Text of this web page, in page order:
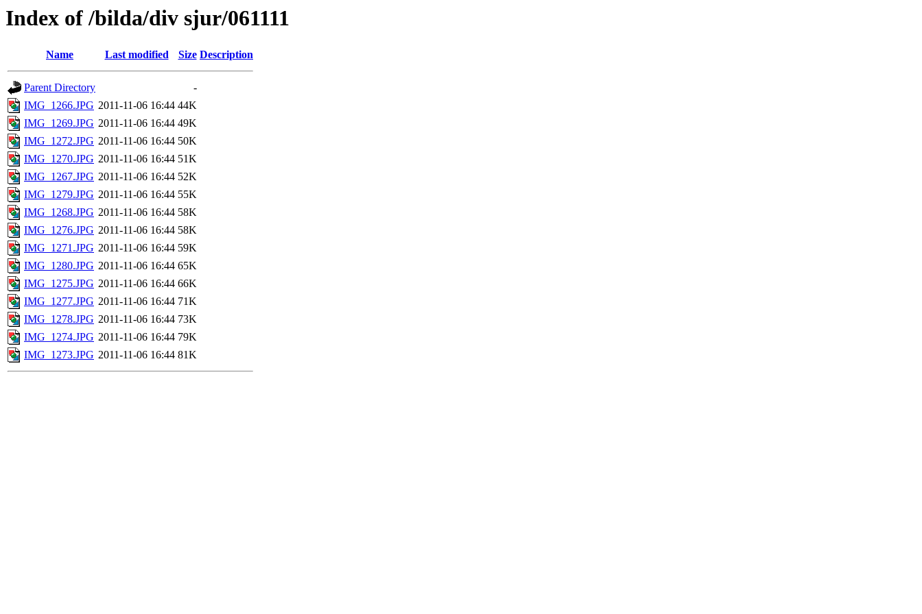
Index of /bilda/div sjur/061111
Name Last modified Size Description
Parent Directory
-
IMG_1266.JPG 2011-11-06 16:44 44K
IMG_1269.JPG 2011-11-06 16:44 49K
IMG_1272.JPG 2011-11-06 16:44 50K
IMG_1270.JPG 2011-11-06 16:44 51K
IMG_1267.JPG 2011-11-06 16:44 52K
IMG_1279.JPG 2011-11-06 16:44 55K
IMG_1268.JPG 2011-11-06 16:44 58K
IMG_1276.JPG 2011-11-06 16:44 58K
IMG_1271.JPG 2011-11-06 16:44 59K
IMG_1280.JPG 2011-11-06 16:44 65K
IMG_1275.JPG 2011-11-06 16:44 66K
IMG_1277.JPG 2011-11-06 16:44 71K
IMG_1278.JPG 2011-11-06 16:44 73K
IMG_1274.JPG 2011-11-06 16:44 79K
IMG_1273.JPG 2011-11-06 16:44 81K